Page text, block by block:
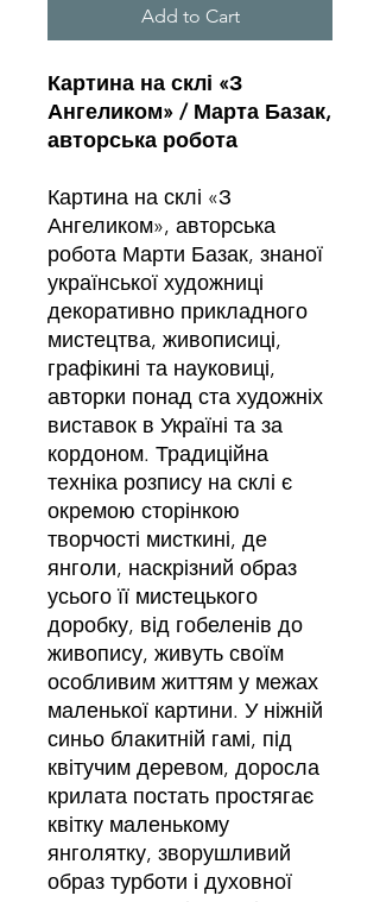
Add to Cart
Картина на склі «З
Ангеликом» / Марта Базак,
авторська робота
Картина на склі «З
Ангеликом», авторська
робота Марти Базак, знаної
української художниці
декоративно прикладного
мистецтва, живописиці,
графікині та науковиці,
авторки понад ста художніх
виставок в Україні та за
кордоном. Традиційна
техніка розпису на склі є
окремою сторінкою
творчості мисткині, де
янголи, наскрізний образ
усього її мистецького
доробку, від гобеленів до
живопису, живуть своїм
особливим життям у межах
маленької картини. У ніжній
синьо блакитній гамі, під
квітучим деревом, доросла
крилата постать простягає
квітку маленькому
янголятку, зворушливий
образ турботи і духовної